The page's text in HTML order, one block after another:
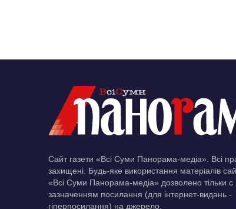
Сайт газети «Всі Суми Панорама-медіа». Всі
захищені. Будь-яке використання матеріалів
«Всі Суми Панорама-медіа» дозволено тільки c
зазначенням посилання (для інтернет-видань -
гіперпосилання) на джерело.